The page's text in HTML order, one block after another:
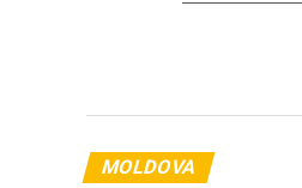
MOLDOVA